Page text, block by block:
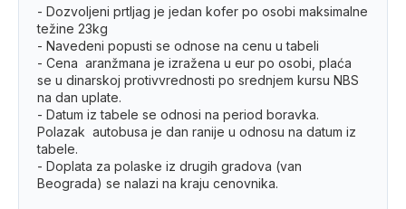
- Dozvoljeni prtljag je jedan kofer po osobi maksimalne
težine 23kg
- Navedeni popusti se odnose na cenu u tabeli
- Cena aranžmana je izražena u eur po osobi, plaća
se u dinarskoj protivvrednosti po srednjem kursu NBS
na dan uplate.
- Datum iz tabele se odnosi na period boravka.
Polazak autobusa je dan ranije u odnosu na datum iz
tabele.
- Doplata za polaske iz drugih gradova (van
Beograda) se nalazi na kraju cenovnika.